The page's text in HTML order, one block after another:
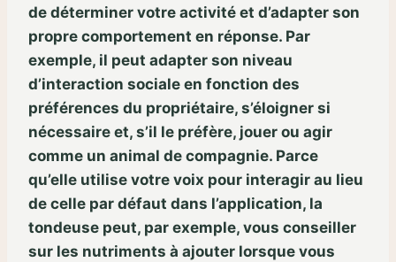
de déterminer votre activité et d’adapter son
propre comportement en réponse. Par
exemple, il peut adapter son niveau
d’interaction sociale en fonction des
préférences du propriétaire, s’éloigner si
nécessaire et, s’il le préfère, jouer ou agir
comme un animal de compagnie. Parce
qu’elle utilise votre voix pour interagir au lieu
de celle par défaut dans l’application, la
tondeuse peut, par exemple, vous conseiller
sur les nutriments à ajouter lorsque vous